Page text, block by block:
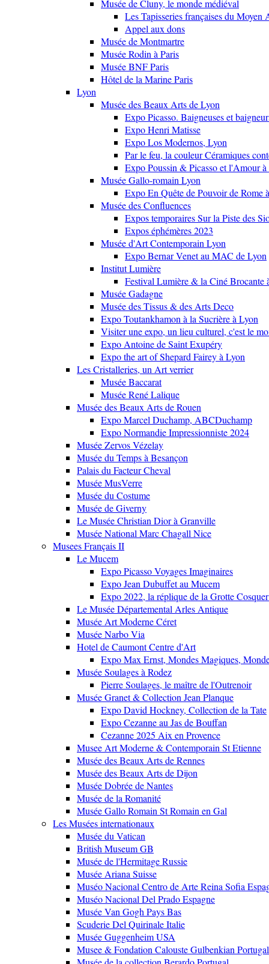
Musée de Cluny, le monde médiéval
Les Tapisseries françaises du Moyen
Appel aux dons
Musée de Montmartre
Musée Rodin à Paris
Musée BNF Paris
Hôtel de la Marine Paris
Lyon
Musée des Beaux Arts de Lyon
Expo Picasso. Baigneuses et
Expo Henri Matisse
Expo Los Modernos, Lyon
Par le feu, la couleur Céramiques
Expo Poussin & Picasso et l'Amour
Musée Gallo-romain Lyon
Expo En Quête de Pouvoir de Rome
Musée des Confluences
Expos temporaires Sur la Piste des
Expos éphémères 2023
Musée d'Art Contemporain Lyon
Expo Bernar Venet au MAC de Lyon
Institut Lumière
Festival Lumière & la Ciné Brocante
Musée Gadagne
Musée des Tissus & des Arts Deco
Expo Toutankhamon à la Sucrière à Lyon
Visiter une expo, un lieu culturel, c'est le
Expo Antoine de Saint Exupéry
Expo the art of Shepard Fairey à Lyon
Les Cristalleries, un Art verrier
Musée Baccarat
Musée René Lalique
Musée des Beaux Arts de Rouen
Expo Marcel Duchamp, ABCDuchamp
Expo Normandie Impressionniste 2024
Musée Zervos Vézelay
Musée du Temps à Besançon
Palais du Facteur Cheval
Musée MusVerre
Musée du Costume
Musée de Giverny
Le Musée Christian Dior à Granville
Musée National Marc Chagall Nice
Musees Français II
Le Mucem
Expo Picasso Voyages Imaginaires
Expo Jean Dubuffet au Mucem
Expo 2022, la réplique de la Grotte
Le Musée Départemental Arles Antique
Musée Art Moderne Céret
Musée Narbo Via
Hotel de Caumont Centre d'Art
Expo Max Ernst, Mondes Magiques,
Musée Soulages à Rodez
Pierre Soulages, le maître de l'Outrenoir
Musée Granet & Collection Jean Planque
Expo David Hockney, Collection de la Tate
Expo Cezanne au Jas de Bouffan
Cezanne 2025 Aix en Provence
Musee Art Moderne & Contemporain St Etienne
Musée des Beaux Arts de Rennes
Musée des Beaux Arts de Dijon
Musée Dobrée de Nantes
Musée de la Romanité
Musée Gallo Romain St Romain en Gal
Les Musées internationaux
Musée du Vatican
British Museum GB
Musée de l'Hermitage Russie
Musée Ariana Suisse
Muséo Nacional Centro de Arte Reina Sofia
Muséo Nacional Del Prado Espagne
Musée Van Gogh Pays Bas
Scuderie Del Quirinale Italie
Musée Guggenheim USA
Musee & Fondation Calouste Gulbenkian Portugal